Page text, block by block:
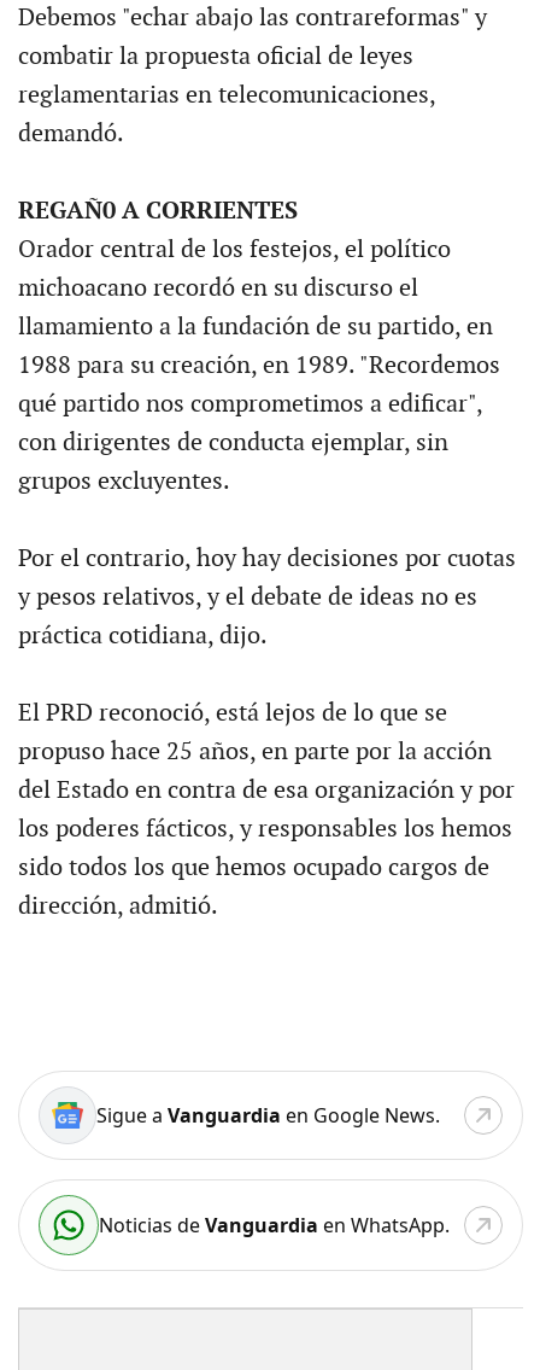
Debemos "echar abajo las contrareformas" y
combatir la propuesta oficial de leyes
reglamentarias en telecomunicaciones,
demandó.
REGAÑ0 A CORRIENTES
Orador central de los festejos, el político
michoacano recordó en su discurso el
llamamiento a la fundación de su partido, en
1988 para su creación, en 1989. "Recordemos
qué partido nos comprometimos a edificar",
con dirigentes de conducta ejemplar, sin
grupos excluyentes.
Por el contrario, hoy hay decisiones por cuotas
y pesos relativos, y el debate de ideas no es
práctica cotidiana, dijo.
El PRD reconoció, está lejos de lo que se
propuso hace 25 años, en parte por la acción
del Estado en contra de esa organización y por
los poderes fácticos, y responsables los hemos
sido todos los que hemos ocupado cargos de
dirección, admitió.
Sigue a Vanguardia en Google News.
Noticias deVanguardia en WhatsApp.